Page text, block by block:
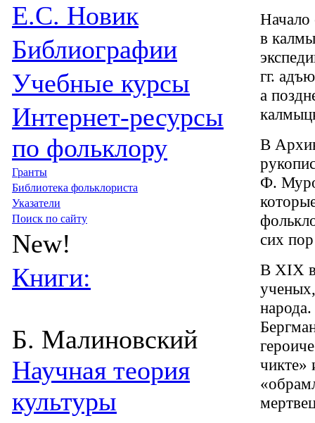
Е.С. Новик
Библиографии
Учебные курсы
Интернет-ресурсы
по фольклору
Гранты
Библиотека фольклориста
Указатели
Поиск по сайту
New!
Книги:
Б. Малиновский
Научная теория
культуры
Начало
в
гг.
а
В
Ф.
сих
В XIX
чикте»